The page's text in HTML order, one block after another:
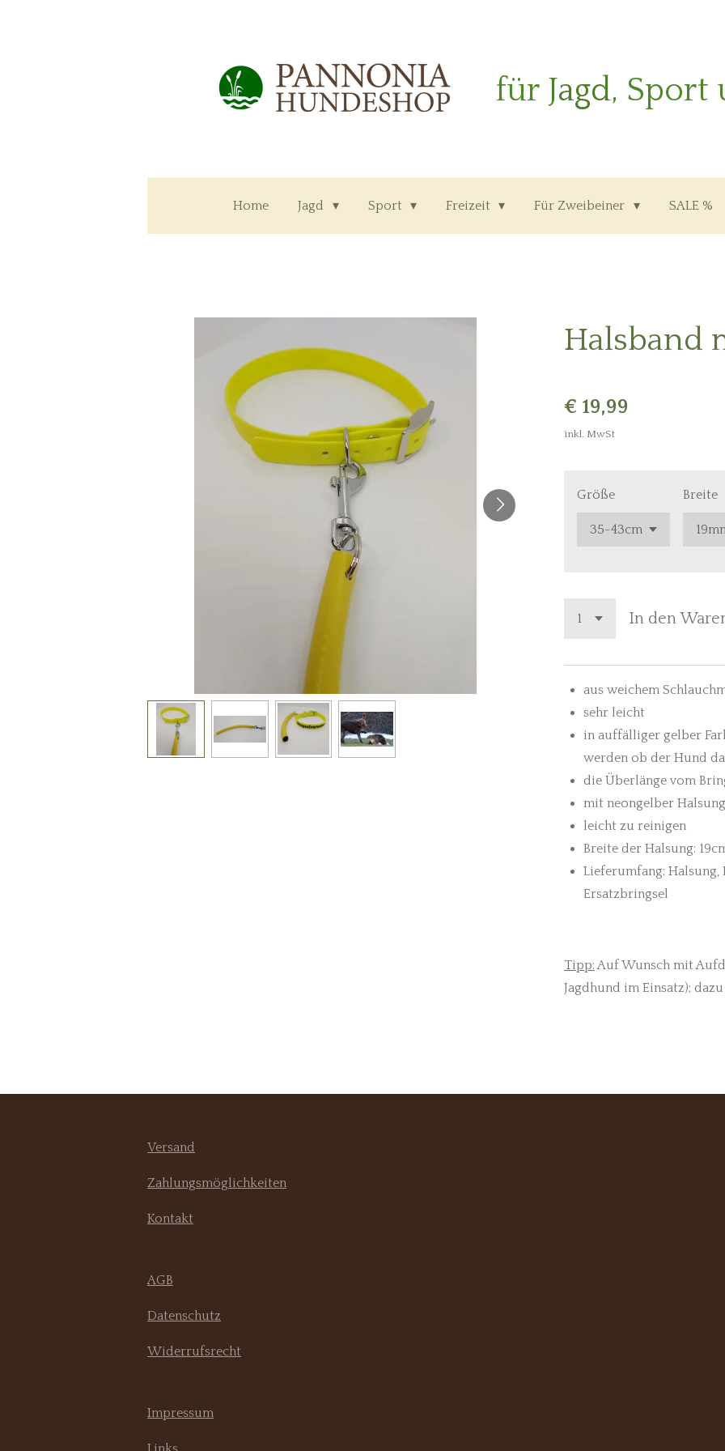
für Jagd, Sport
Home Jagd Sport Freizeit Für Zweibeiner SALE %
Halsband
€ 19,99
inkl. MwSt
Größe Breite
In den
aus weichem
sehr leicht
in auffälliger gelber
werden ob der Hund
die Überlänge vom
mit neongelber
leicht zu reinigen
Breite der Halsung:
Lieferumfang:
Ersatzbringsel
Tipp:Auf Wunsch mit
Jagdhund im Einsatz);
Versand
Zahlungsmöglichkeiten
Kontakt
AGB
Datenschutz
Widerrufsrecht
Impressum